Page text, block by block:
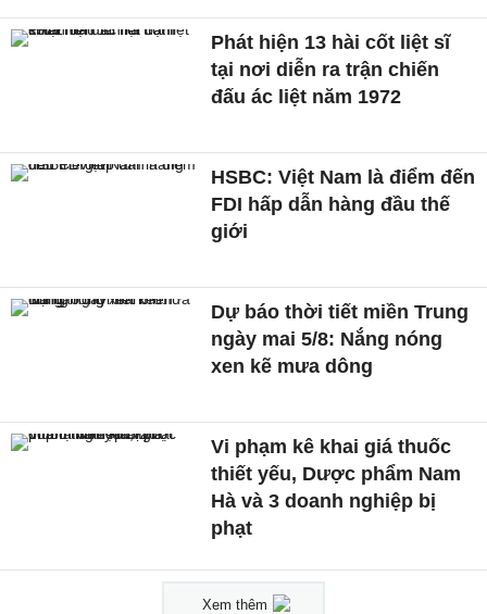
Phát hiện 13 hài cốt liệt sĩ
tại nơi diễn ra trận chiến
đấu ác liệt năm 1972
HSBC: Việt Nam là điểm đến
FDI hấp dẫn hàng đầu thế
giới
Dự báo thời tiết miền Trung
ngày mai 5/8: Nắng nóng
xen kẽ mưa dông
Vi phạm kê khai giá thuốc
thiết yếu, Dược phẩm Nam
Hà và 3 doanh nghiệp bị
phạt
Xem thêm